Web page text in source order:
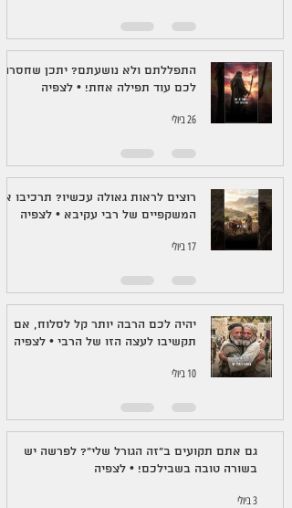
התפללתם ולא נושעתם? יתכן שחסרה
לכם עוד תפילה אחת! • לצפיה
26 ביולי
רוצים לראות גאולה עכשיו? תרכיבו
המשקפיים של רבי עקיבא • לצפיה
17 ביולי
יהיה לכם הרבה יותר קל לסלוח, אם
תקשיבו לעצה הזו של הרבי • לצפיה
10 ביולי
גם אתם תקועים ב"זה הגורל שלי"? לפרשה יש
בשורה טובה בשבילכם! • לצפיה
3 ביולי